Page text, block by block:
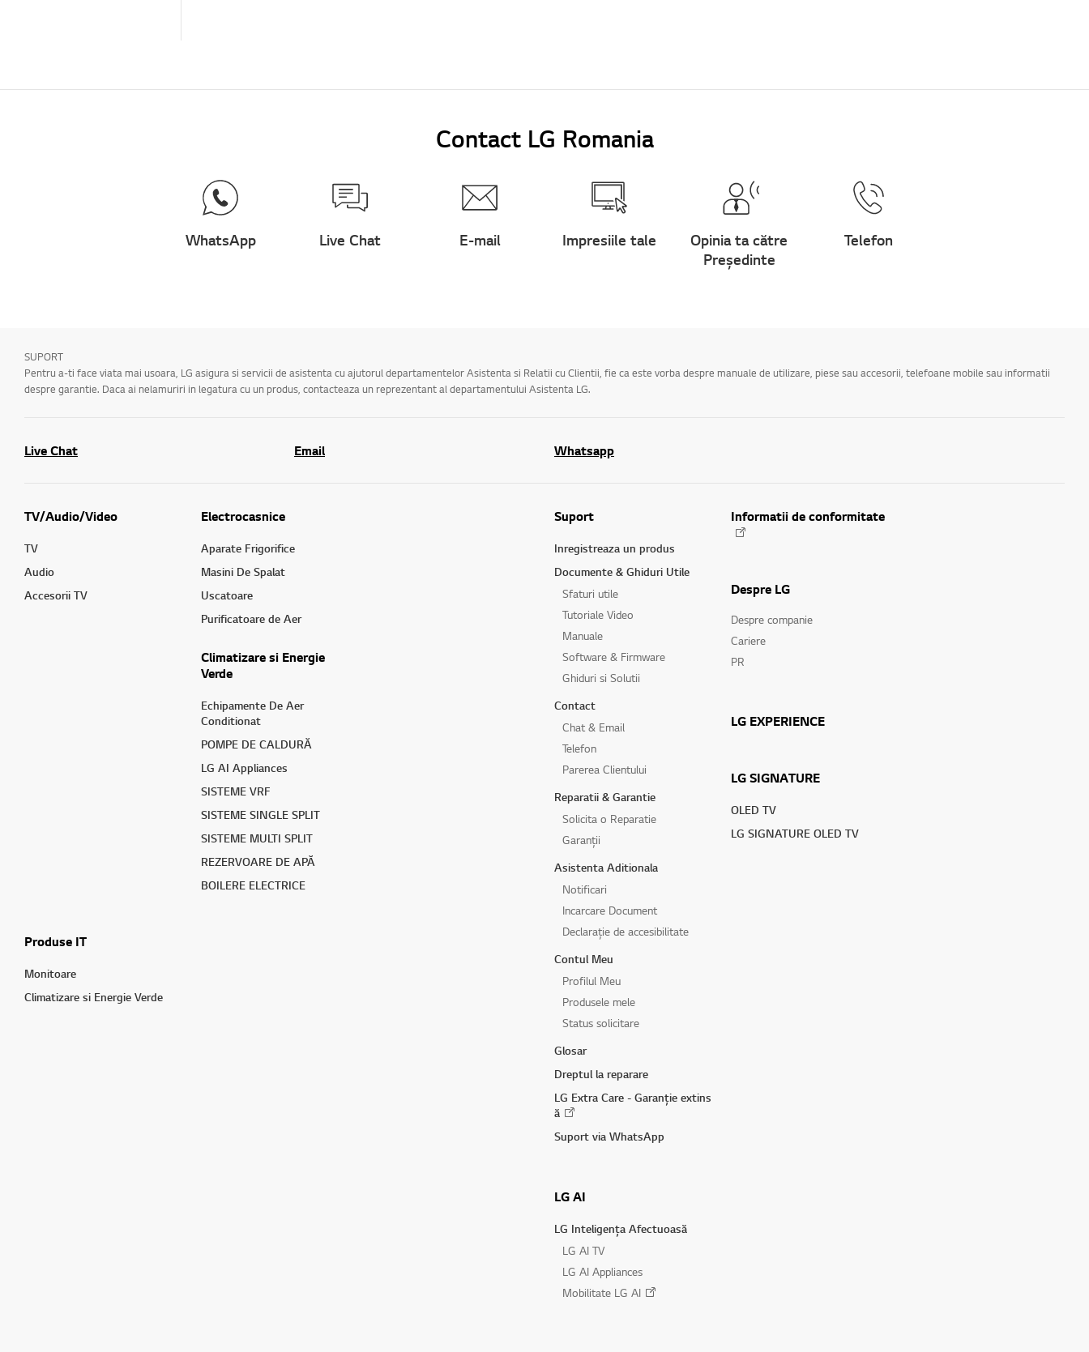
Contact LG Romania
WhatsApp Live Chat E-mail Impresiile tale
Opinia ta către
Președinte
Telefon
SUPORT
Pentru a-ti face viata mai usoara, LG asigura si servicii de asistenta cu ajutorul departamentelor Asistenta si Relatii cu Clientii, fie ca este vorba despre manuale de utilizare, piese sau accesorii, telefoane mobile sau informatii
despre garantie. Daca ai nelamuriri in legatura cu un produs, contacteaza un reprezentant al departamentului Asistenta LG.
Live Chat Email Whatsapp
TV/Audio/Video
TV
Audio
Accesorii TV
Electrocasnice
Aparate Frigorifice
Masini De Spalat
Uscatoare
Purificatoare de Aer
Climatizare si Energie
Verde
Echipamente De Aer
Conditionat
POMPE DE CALDURĂ
LG AI Appliances
SISTEME VRF
SISTEME SINGLE SPLIT
SISTEME MULTI SPLIT
REZERVOARE DE APĂ
BOILERE ELECTRICE
Produse IT
Monitoare
Climatizare si Energie Verde
Suport
Inregistreaza un produs
Documente & Ghiduri Utile
Sfaturi utile
Tutoriale Video
Manuale
Software & Firmware
Ghiduri si Solutii
Contact
Chat & Email
Telefon
Parerea Clientului
Reparatii & Garantie
Solicita o Reparatie
Garanții
Asistenta Aditionala
Notificari
Incarcare Document
Declarație de accesibilitate
Contul Meu
Profilul Meu
Produsele mele
Status solicitare
Glosar
Dreptul la reparare
LG Extra Care - Garanție extins
ă
Suport via WhatsApp
LG AI
LG Inteligența Afectuoasă
LG AI TV
LG AI Appliances
Mobilitate LG AI
Informatii de conformitate
Despre LG
Despre companie
Cariere
PR
LG EXPERIENCE
LG SIGNATURE
OLED TV
LG SIGNATURE OLED TV